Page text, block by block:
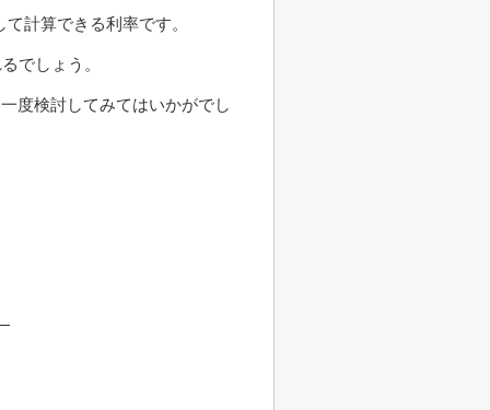
計算できる利率です。
でしょう。
度検討してみてはいかがでし